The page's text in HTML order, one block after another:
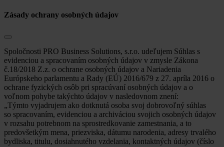
Zásady ochrany osobných údajov
Spoločnosti PRO Business Solutions, s.r.o. udeľujem Súhlas s
evidenciou a spracovaním osobných údajov v zmysle Zákona
č.18/2018 Z.z. o ochrane osobných údajov a Nariadenia
Európskeho parlamentu a Rady (EÚ) 2016/679 z 27. apríla 2016 o
ochrane fyzických osôb pri spracúvaní osobných údajov a o
voľnom pohybe takýchto údajov v nasledovnom znení:
„Týmto vyjadrujem ako dotknutá osoba svoj dobrovoľný súhlas
so spracovaním, evidenciou a archiváciou svojich osobných údajov
v rozsahu potrebnom na sprostredkovanie zamestnania, a to
predovšetkým mena, priezviska, dátumu narodenia, adresy trvalého
bydliska, titulu, dosiahnutého vzdelania, kontaktných údajov (číslo